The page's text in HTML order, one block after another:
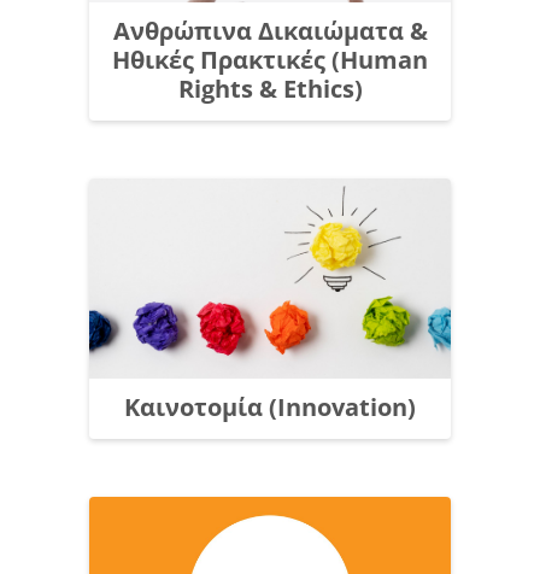
Ανθρώπινα Δικαιώματα &
Ηθικές Πρακτικές (Human
Rights & Ethics)
Καινοτομία (Innovation)